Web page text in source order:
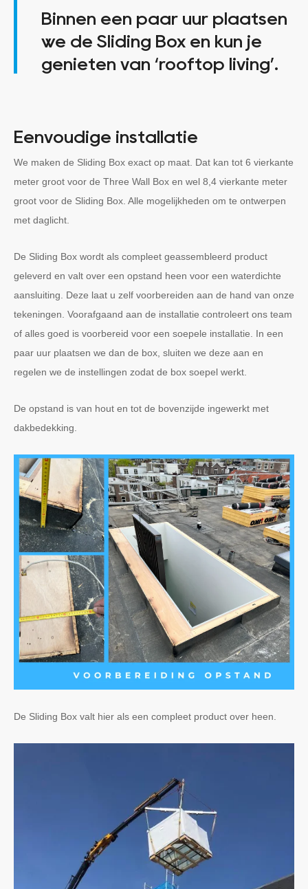
Binnen een paar uur plaatsen
we de Sliding Box en kun je
genieten van ‘rooftop living’.
Eenvoudige installatie
We maken de Sliding Box exact op maat. Dat kan tot 6 vierkante
meter groot voor de Three Wall Box en wel 8,4 vierkante meter
groot voor de Sliding Box. Alle mogelijkheden om te ontwerpen
met daglicht.
De Sliding Box wordt als compleet geassembleerd product
geleverd en valt over een opstand heen voor een waterdichte
aansluiting. Deze laat u zelf voorbereiden aan de hand van onze
tekeningen. Voorafgaand aan de installatie controleert ons team
of alles goed is voorbereid voor een soepele installatie. In een
paar uur plaatsen we dan de box, sluiten we deze aan en
regelen we de instellingen zodat de box soepel werkt.
De opstand is van hout en tot de bovenzijde ingewerkt met
dakbedekking.
De Sliding Box valt hier als een compleet product over heen.